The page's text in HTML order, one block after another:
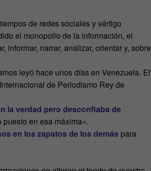
de redes sociales y vértigo
el monopolio de la información, el
informar, narrar, analizar, orientar y, sobre
leyó hace unos días en Venezuela. El
de Periodismo Rey de
la verdad pero desconfiaba de
en esa máxima».
en los zapatos de los demás para